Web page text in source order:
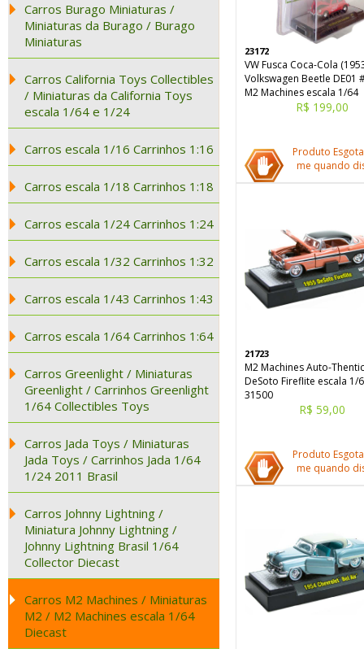
Carros Burago Miniaturas /
Miniaturas da Burago / Burago
Miniaturas
Carros California Toys Collectibles
/ Miniaturas da California Toys
escala 1/64 e 1/24
Carros escala 1/16 Carrinhos 1:16
Carros escala 1/18 Carrinhos 1:18
Carros escala 1/24 Carrinhos 1:24
Carros escala 1/32 Carrinhos 1:32
Carros escala 1/43 Carrinhos 1:43
Carros escala 1/64 Carrinhos 1:64
Carros Greenlight / Miniaturas
Greenlight / Carrinhos Greenlight
1/64 Collectibles Toys
Carros Jada Toys / Miniaturas
Jada Toys / Carrinhos Jada 1/64
1/24 2011 Brasil
Carros Johnny Lightning /
Miniatura Johnny Lightning /
Johnny Lightning Brasil 1/64
Collector Diecast
Carros M2 Machines / Miniaturas
M2 / M2 Machines escala 1/64
Diecast
23172
VW Fusca Coca-Cola
Volkswagen Beetle DE01
M2 Machines escala 1/64
R$ 199,00
Produto
me quando
21723
M2 Machines Auto-
DeSoto Fireflite escala 1/
31500
R$ 59,00
Produto
me quando